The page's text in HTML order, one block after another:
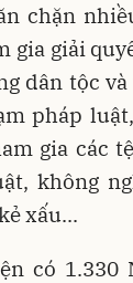
chặn
gia giải
dân tộc
pháp
gia các
không
xấu...
có 1.330